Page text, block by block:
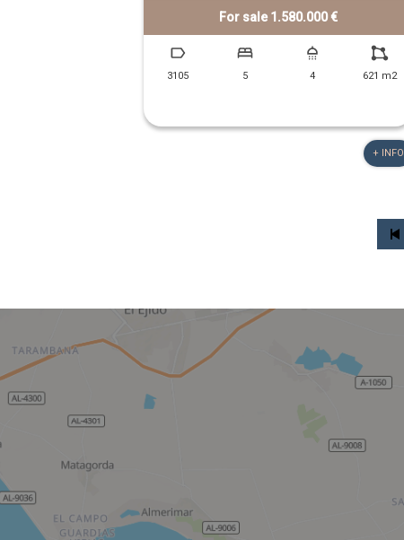
For sale 1.580.000 €
3105 5 4 621 m2
+ INFO